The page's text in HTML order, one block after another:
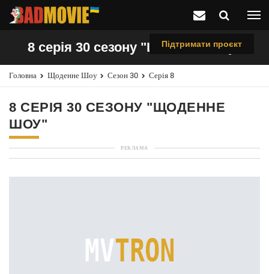
Підтримати проєкт
8 серія 30 сезону "Щоденне шоу"
Головна Щоденне Шоу Сезон 30 Серія 8
8 СЕРІЯ 30 СЕЗОНУ "ЩОДЕННЕ
ШОУ"
РЕКЛАМА